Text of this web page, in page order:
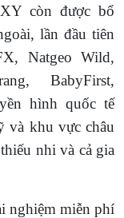
còn được bổ
lần đầu tiên
Natgeo Wild,
BabyFirst,
hình quốc tế
và khu vực châu
nhi và cả gia
nghiệm miễn phí